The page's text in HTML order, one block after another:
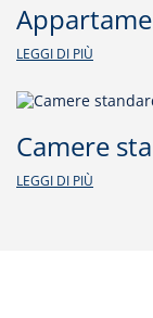
LEGGI DI PIÙ
Camere
LEGGI DI PIÙ